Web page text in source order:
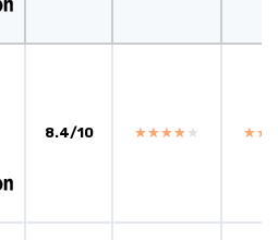
8.4/10 ★★★★★
★★★★★